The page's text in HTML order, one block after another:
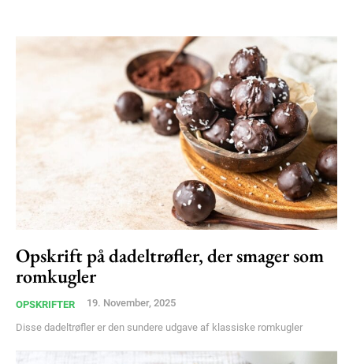
Opskrift på dadeltrøfler, der smager som
romkugler
OPSKRIFTER 19. November, 2025
Disse dadeltrøfler er den sundere udgave af klassiske romkugler